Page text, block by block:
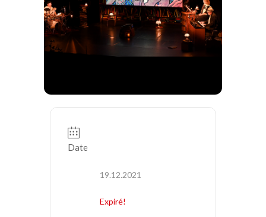
Date
19.12.2021
Expiré!